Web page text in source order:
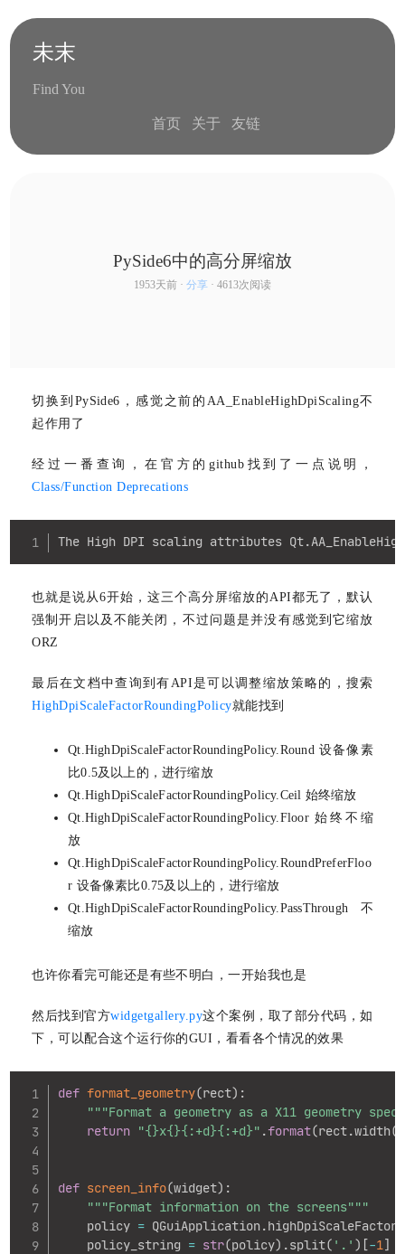
未末
Find You
首页 关于 友链
PySide6中的高分屏缩放
1953天前 · 分享 · 4613次阅读
切换到PySide6，感觉之前的AA_EnableHighDpiScaling不
起作用了
经过一番查询，在官方的github找到了一点说明，
Class/Function Deprecations
The High DPI scaling attributes
也就是说从6开始，这三个高分屏缩放的API都无了，默认
强制开启以及不能关闭，不过问题是并没有感觉到它缩放
ORZ
最后在文档中查询到有API是可以调整缩放策略的，搜索
HighDpiScaleFactorRoundingPolicy就能找到
Qt.HighDpiScaleFactorRoundingPolicy.Round 设备像素
比0.5及以上的，进行缩放
Qt.HighDpiScaleFactorRoundingPolicy.Ceil 始终缩放
Qt.HighDpiScaleFactorRoundingPolicy.Floor 始终不缩
放
Qt.HighDpiScaleFactorRoundingPolicy.RoundPreferFloo
r 设备像素比0.75及以上的，进行缩放
Qt.HighDpiScaleFactorRoundingPolicy.PassThrough 不
缩放
也许你看完可能还是有些不明白，一开始我也是
然后找到官方widgetgallery.py这个案例，取了部分代码，如
下，可以配合这个运行你的GUI，看看各个情况的效果
def format_geometry(rect) :
"""Format a geometry as a X11 geometry
return "{}x{}{:+d}{:+d}" .format(rect.width(
def screen_info(widget) :
"""Format information on the screens"""
    policy
= QGuiApplication.
    policy_string
= str(policy) .split( '.' ) [-1]